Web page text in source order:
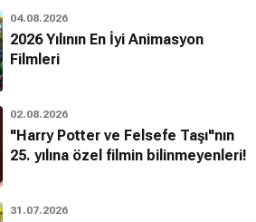
04.08.2026
2026 Yılının En İyi Animasyon
Filmleri
02.08.2026
"Harry Potter ve Felsefe Taşı"nın
25. yılına özel filmin bilinmeyenleri!
31.07.2026